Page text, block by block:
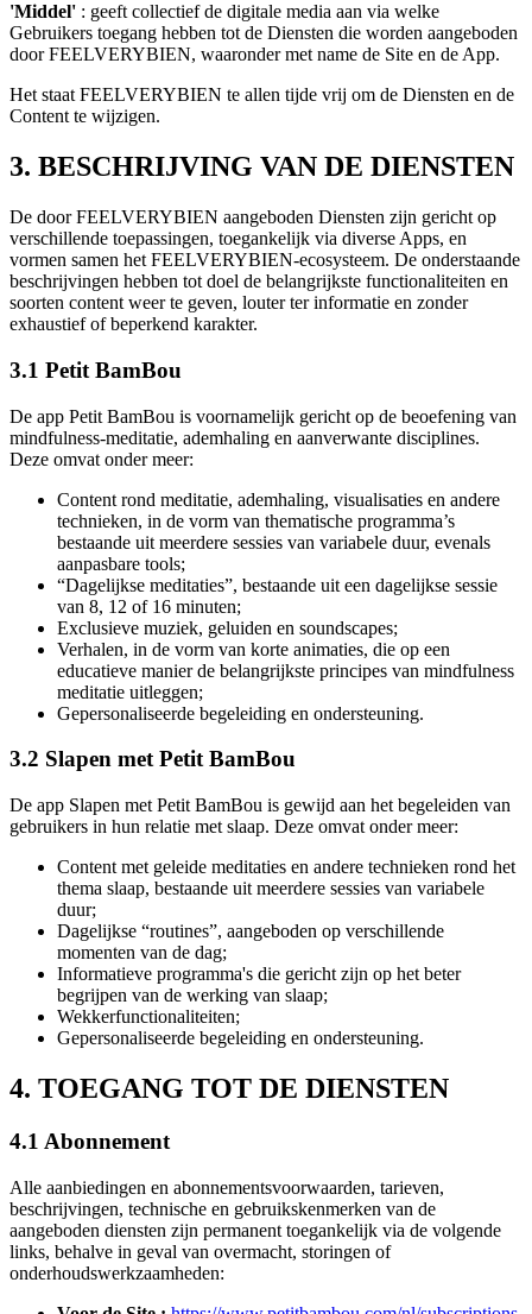
'Middel' : geeft collectief de digitale media aan via welke
Gebruikers toegang hebben tot de Diensten die worden aangeboden
door FEELVERYBIEN, waaronder met name de Site en de App.
Het staat FEELVERYBIEN te allen tijde vrij om de Diensten en de
Content te wijzigen.
3. BESCHRIJVING VAN DE DIENSTEN
De door FEELVERYBIEN aangeboden Diensten zijn gericht op
verschillende toepassingen, toegankelijk via diverse Apps, en
vormen samen het FEELVERYBIEN-ecosysteem. De onderstaande
beschrijvingen hebben tot doel de belangrijkste functionaliteiten en
soorten content weer te geven, louter ter informatie en zonder
exhaustief of beperkend karakter.
3.1 Petit BamBou
De app Petit BamBou is voornamelijk gericht op de beoefening van
mindfulness-meditatie, ademhaling en aanverwante disciplines.
Deze omvat onder meer:
Content rond meditatie, ademhaling, visualisaties en andere
technieken, in de vorm van thematische programma’s
bestaande uit meerdere sessies van variabele duur, evenals
aanpasbare tools;
“Dagelijkse meditaties”, bestaande uit een dagelijkse sessie
van 8, 12 of 16 minuten;
Exclusieve muziek, geluiden en soundscapes;
Verhalen, in de vorm van korte animaties, die op een
educatieve manier de belangrijkste principes van mindfulness
meditatie uitleggen;
Gepersonaliseerde begeleiding en ondersteuning.
3.2 Slapen met Petit BamBou
De app Slapen met Petit BamBou is gewijd aan het begeleiden van
gebruikers in hun relatie met slaap. Deze omvat onder meer:
Content met geleide meditaties en andere technieken rond het
thema slaap, bestaande uit meerdere sessies van variabele
duur;
Dagelijkse “routines”, aangeboden op verschillende
momenten van de dag;
Informatieve programma's die gericht zijn op het beter
begrijpen van de werking van slaap;
Wekkerfunctionaliteiten;
Gepersonaliseerde begeleiding en ondersteuning.
4. TOEGANG TOT DE DIENSTEN
4.1 Abonnement
Alle aanbiedingen en abonnementsvoorwaarden, tarieven,
beschrijvingen, technische en gebruikskenmerken van de
aangeboden diensten zijn permanent toegankelijk via de volgende
links, behalve in geval van overmacht, storingen of
onderhoudswerkzaamheden: